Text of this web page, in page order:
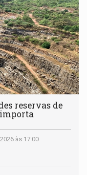
reservas de
importa
às 17:00